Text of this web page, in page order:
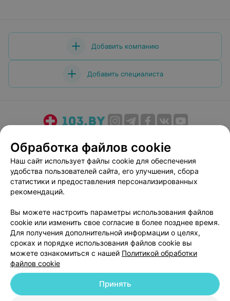
Добавить компанию
Добавить специалиста
Медицинский маркетинг
Публичный договор
Пользовательское соглашение
Способы оплаты
Вакансии
Партнеры
Написать руководителю 103.by
Персональные настройки cookie
Обработка персональных данных
Обработка файлов cookie
Наш сайт использует файлы cookie для обеспечения
удобства пользователей сайта, его улучшения, сбора
статистики и предоставления персонализированных
рекомендаций.
Вы можете настроить параметры использования файлов
cookie или изменить свое согласие в более позднее время.
Для получения дополнительной информации о целях,
сроках и порядке использования файлов cookie вы
можете ознакомиться с нашей Политикой обработки
файлов cookie
Принять